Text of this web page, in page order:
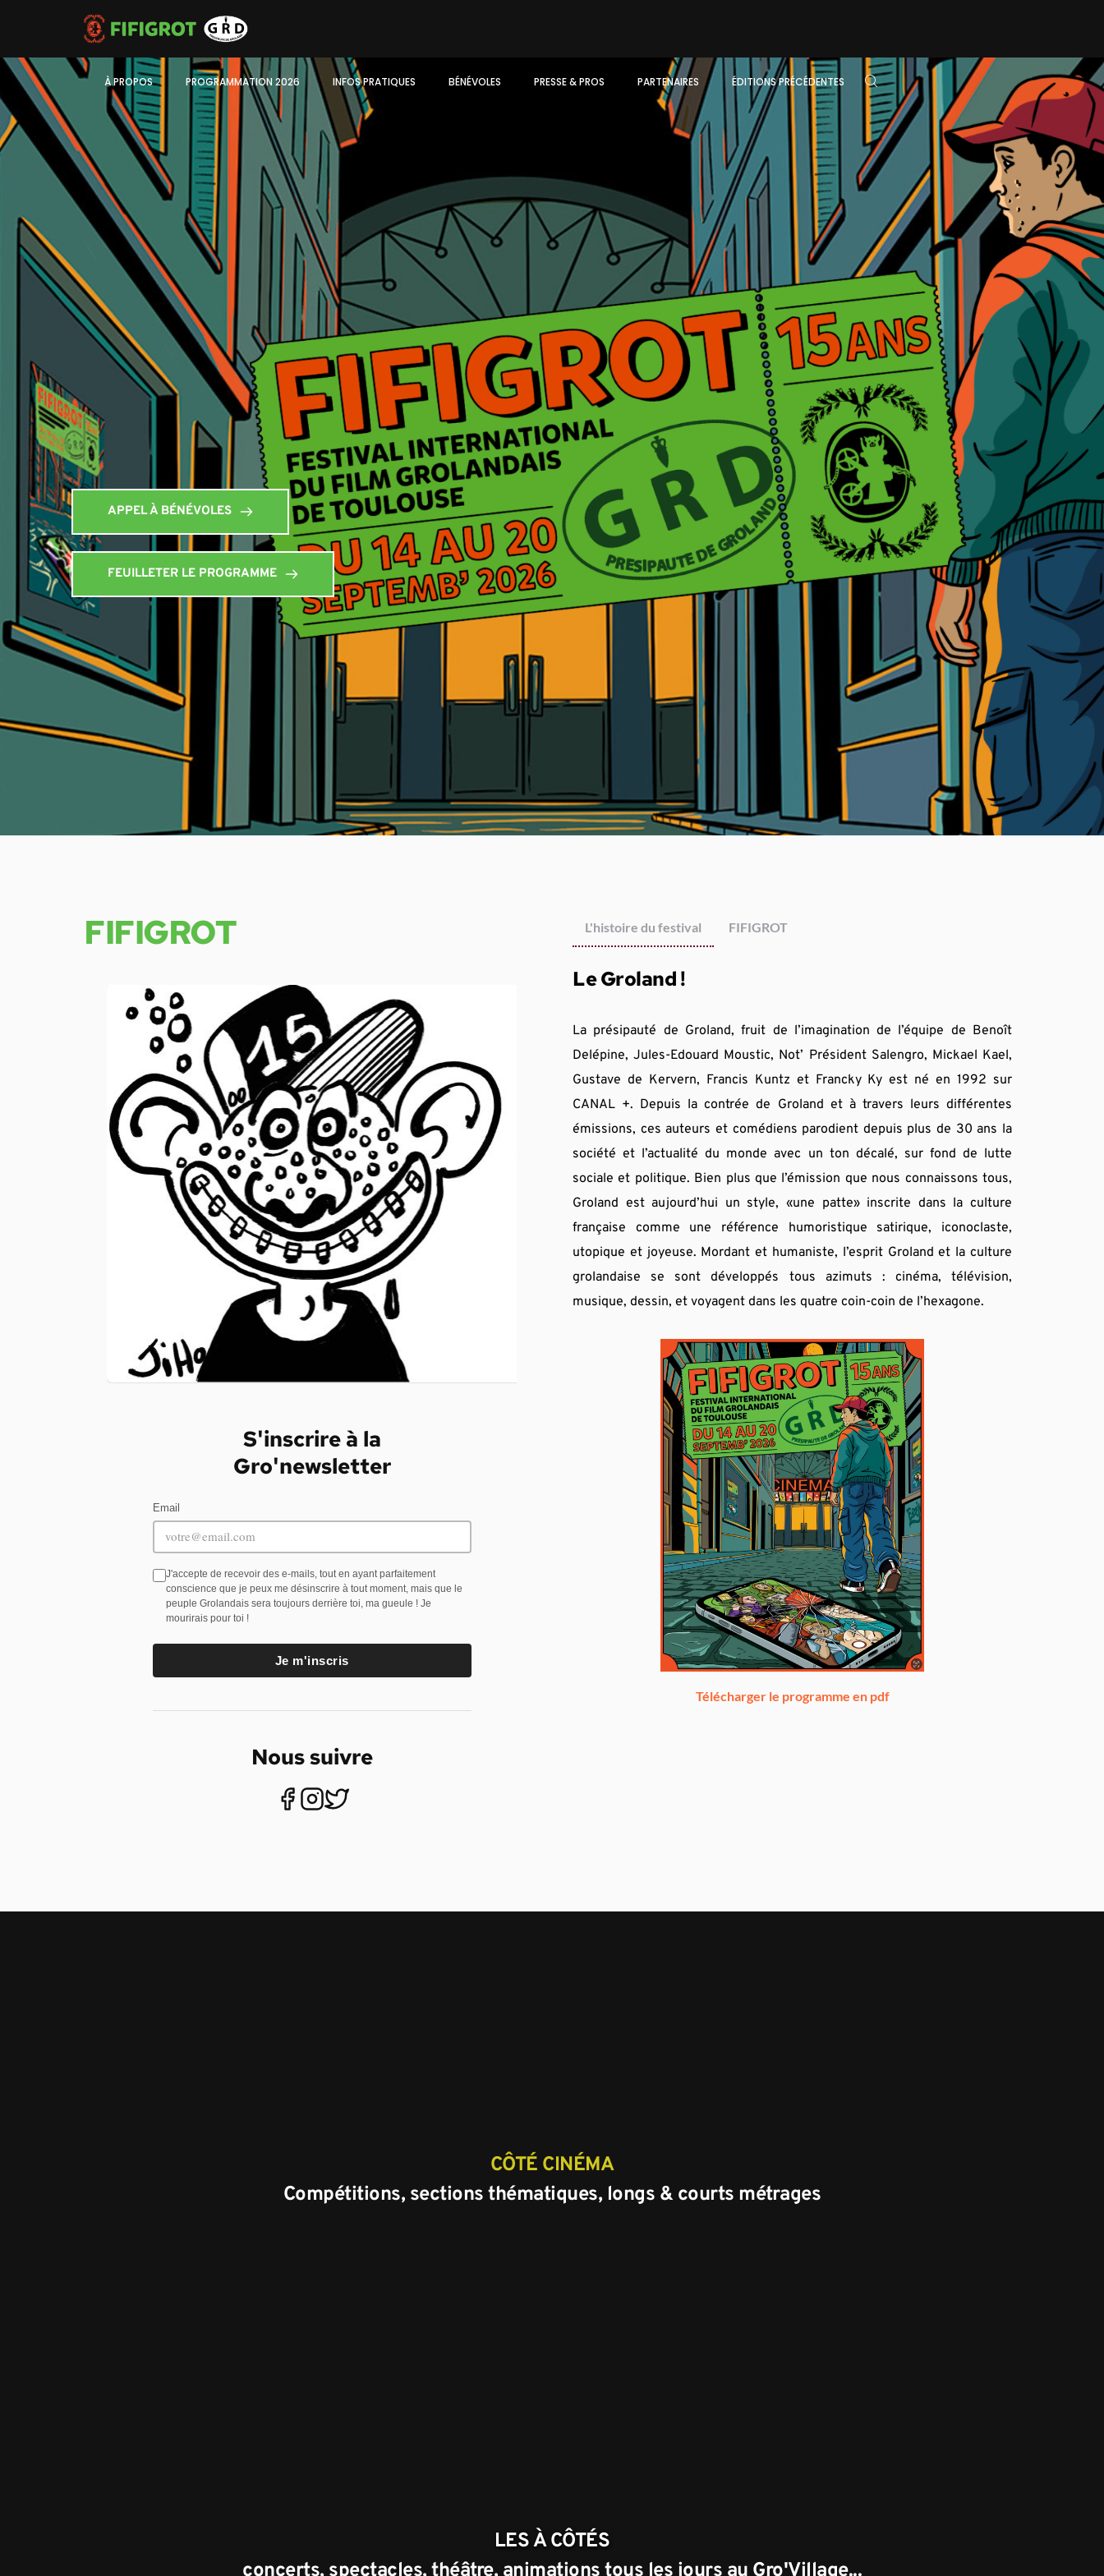
À PROPOS PROGRAMMATION 2026 INFOS PRATIQUES BÉNÉVOLES PRESSE & PROS PARTENAIRES ÉDITIONS PRÉCÉDENTES
APPEL À BÉNÉVOLES
FEUILLETER LE PROGRAMME
FIFIGROT
S'inscrire à la
Gro'newsletter
Email
J'accepte de recevoir des e-mails, tout en ayant parfaitement
conscience que je peux me désinscrire à tout moment, mais que le
peuple Grolandais sera toujours derrière toi, ma gueule ! Je
mourirais pour toi !
Je m'inscris
Nous suivre
L'histoire du festival FIFIGROT
Le Groland !
La présipauté de Groland, fruit de l’imagination de l’équipe de Benoît
Delépine, Jules-Edouard Moustic, Not’ Président Salengro, Mickael Kael,
Gustave de Kervern, Francis Kuntz et Francky Ky est né en 1992 sur
CANAL +. Depuis la contrée de Groland et à travers leurs différentes
émissions, ces auteurs et comédiens parodient depuis plus de 30 ans la
société et l’actualité du monde avec un ton décalé, sur fond de lutte
sociale et politique. Bien plus que l’émission que nous connaissons tous,
Groland est aujourd’hui un style, «une patte» inscrite dans la culture
française comme une référence humoristique satirique, iconoclaste,
utopique et joyeuse. Mordant et humaniste, l’esprit Groland et la culture
grolandaise se sont développés tous azimuts : cinéma, télévision,
musique, dessin, et voyagent dans les quatre coin-coin de l’hexagone.
Télécharger le programme en pdf
CÔTÉ CINÉMA
Compétitions, sections thématiques, longs & courts métrages
LES À CÔTÉS